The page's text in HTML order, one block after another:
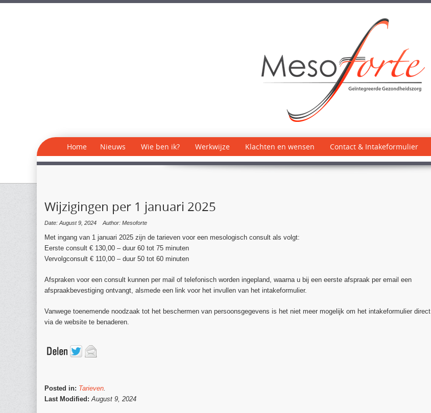
Home Nieuws Wie ben ik? Werkwijze Klachten en wensen Contact & Intakeformulier
Wijzigingen per 1 januari 2025
Date: August 9, 2024 Author: Mesoforte
Met ingang van 1 januari 2025 zijn de tarieven voor een mesologisch consult als volgt:
Eerste consult € 130,00 – duur 60 tot 75 minuten
Vervolgconsult € 110,00 – duur 50 tot 60 minuten
Afspraken voor een consult kunnen per mail of telefonisch worden ingepland, waarna u bij een eerste afspraak per email een
afspraakbevestiging ontvangt, alsmede een link voor het invullen van het intakeformulier.
Vanwege toenemende noodzaak tot het beschermen van persoonsgegevens is het niet meer mogelijk om het intakeformulier direct
via de website te benaderen.
Posted in: Tarieven.
Last Modified:August 9, 2024